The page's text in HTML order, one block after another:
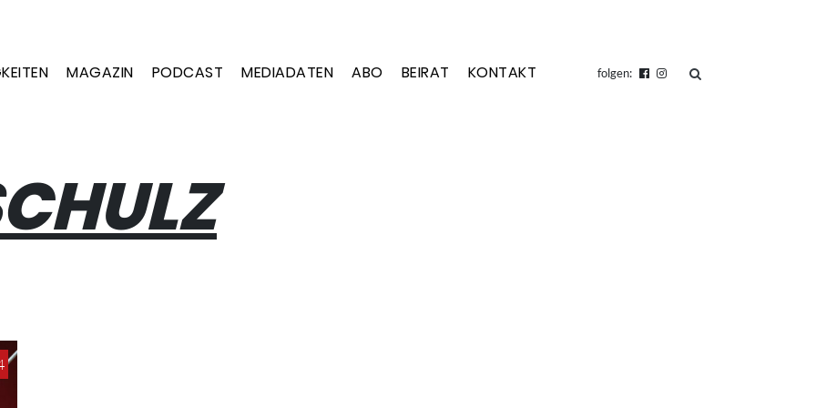
MAGAZIN PODCAST MEDIADATEN ABO BEIRAT KONTAKT folgen: suchen